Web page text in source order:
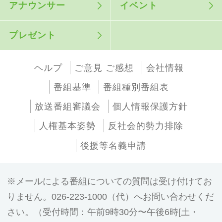
アナウンサー イベント
プレゼント
ヘルプ ご意見 ご感想
会社情報
番組基準
番組種別番組表
放送番組審議会
個人情報保護方針
人権基本姿勢
反社会的勢力排除
後援等名義申請
メールによる番組についての質問は受け付けてお
りません。026-223-1000（代）へお問い合わせくだ
さい。（受付時間：午前9時30分〜午後6時[土・